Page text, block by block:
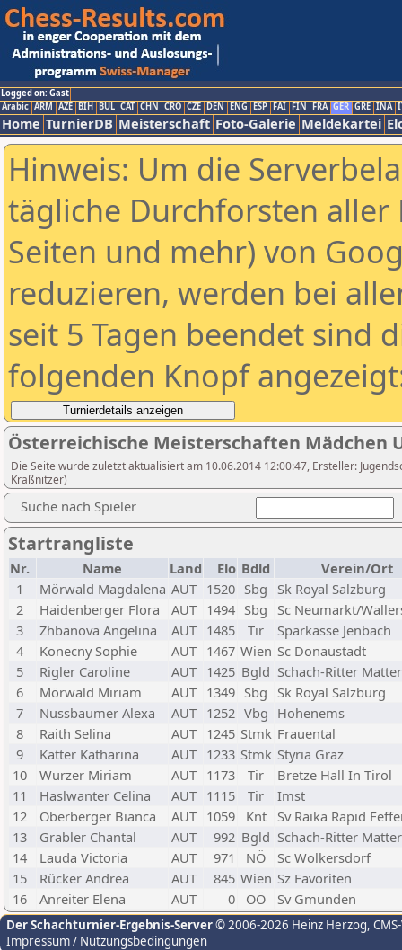
Logged on: Gast
Arabic ARM AZE BIH BUL CAT CHN CRO CZE DEN ENG ESP FAI FIN FRA GER GRE INA
Home TurnierDB Meisterschaft Foto-Galerie Meldekartei
Hinweis: Um die
tägliche Durchforsten aller
Seiten und mehr) von
reduzieren, werden bei
seit 5 Tagen beendet sind
folgenden Knopf
Österreichische Meisterschaften Mädchen
Die Seite wurde zuletzt aktualisiert am 10.06.2014 12:00:47, Ersteller:
Kraßnitzer)
Suche nach Spieler
Startrangliste
Nr. Name Land Elo Bdld
Verein/Ort
1
Mörwald Magdalena AUT 1520 Sbg
Sk Royal Salzburg
2
Haidenberger Flora AUT 1494 Sbg
Sc Neumarkt/
3
Zhbanova Angelina AUT 1485 Tir
Sparkasse Jenbach
4
Konecny Sophie AUT 1467 Wien Sc Donaustadt
5
Rigler Caroline AUT 1425 Bgld Schach-Ritter
6
Mörwald Miriam AUT 1349 Sbg
Sk Royal Salzburg
7
Nussbaumer Alexa AUT 1252 Vbg Hohenems
8
Raith Selina AUT 1245 Stmk Frauental
9
Katter Katharina AUT 1233 Stmk Styria Graz
10
Wurzer Miriam AUT 1173 Tir
Bretze Hall In Tirol
11
Haslwanter Celina AUT 1115 Tir
Imst
12
Oberberger Bianca AUT 1059 Knt
Sv Raika Rapid
13
Grabler Chantal AUT 992 Bgld Schach-Ritter
14
Lauda Victoria AUT 971 NÖ
Sc Wolkersdorf
15
Rücker Andrea AUT 845 Wien Sz Favoriten
16
Anreiter Elena AUT 0 OÖ Sv Gmunden
Der Schachturnier-Ergebnis-Server© 2006-2026 Heinz Herzog,
Impressum / Nutzungsbedingungen